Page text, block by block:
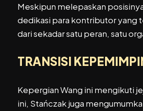
Meskipun melepaskan
dedikasi para kontributor yang
dari sekadar satu peran, satu
TRANSISI
Kepergian Wang ini mengikuti
ini, Stańczak juga